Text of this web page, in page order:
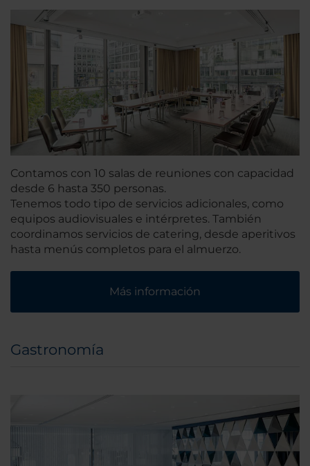
Contamos con 10 salas de reuniones con capacidad
desde 6 hasta 350 personas.
Tenemos todo tipo de servicios adicionales, como
equipos audiovisuales e intérpretes. También
coordinamos servicios de catering, desde aperitivos
hasta menús completos para el almuerzo.
Más información
Gastronomía